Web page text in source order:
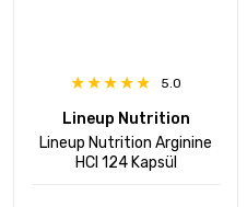
5.0
Lineup Nutrition
Lineup Nutrition Arginine
HCI 124 Kapsül